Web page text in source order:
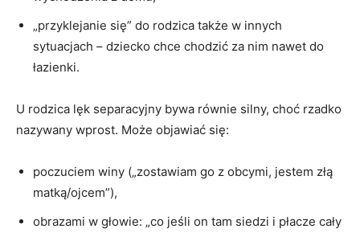
„przyklejanie się” do rodzica także w innych
sytuacjach – dziecko chce chodzić za nim nawet do
łazienki.
U rodzica lęk separacyjny bywa równie silny, choć rzadko
nazywany wprost. Może objawiać się:
poczuciem winy („zostawiam go z obcymi, jestem złą
matką/ojcem”),
obrazami w głowie: „co jeśli on tam siedzi i płacze cały